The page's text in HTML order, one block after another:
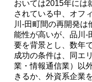
おいては2015年には
されている中、オフ
川-田町間の再開発
能性が高いが、品川-
要を背景とし、数年
成功の条件は、同エ
業・情報通信業）以
きるか、外資系企業